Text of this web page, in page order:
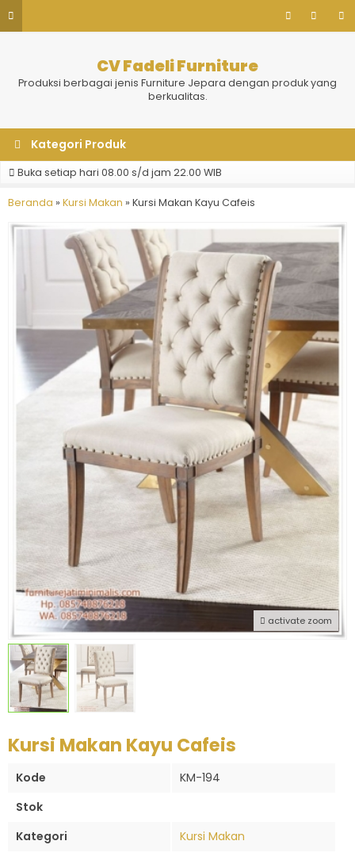
CV Fadeli Furniture
Produksi berbagai jenis Furniture Jepara dengan produk yang
berkualitas.
Kategori Produk
Buka setiap hari 08.00 s/d jam 22.00 WIB
Beranda » Kursi Makan » Kursi Makan Kayu Cafeis
activate zoom
Kursi Makan Kayu Cafeis
Kode
KM-194
Stok
Kategori
Kursi Makan